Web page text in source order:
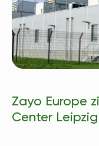
Zayo Europe
Center